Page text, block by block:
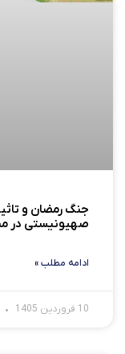
جنگ رمضان و
صهیونیستی در
ادامه مطلب »
10 فروردین 1405